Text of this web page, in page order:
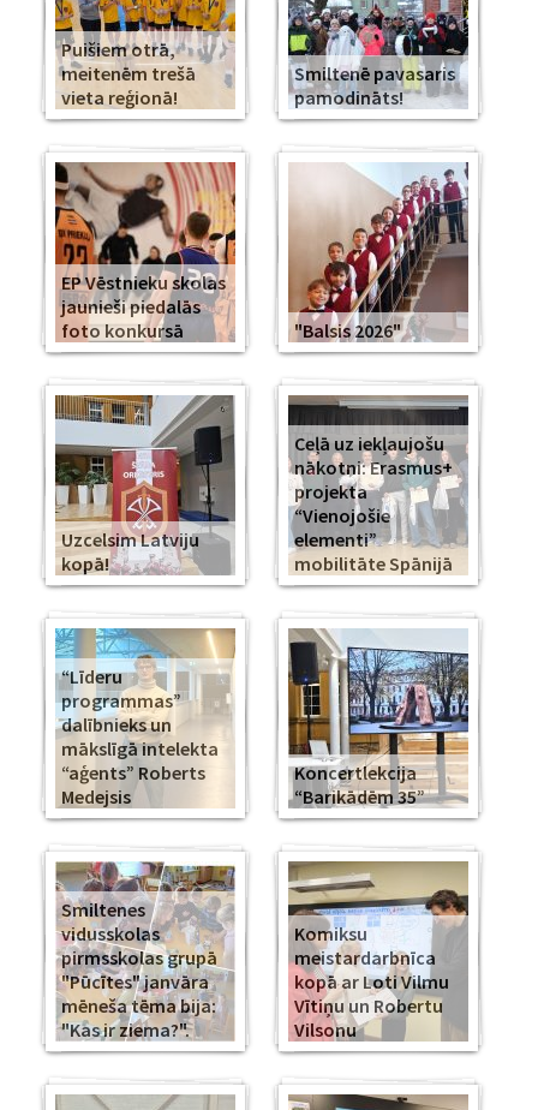
Puišiem otrā,
meitenēm trešā
vieta reģionā!
Smiltenē pavasaris
pamodināts!
EP Vēstnieku skolas
jaunieši piedalās
foto konkursā
"Balsis 2026"
Uzcelsim Latviju
kopā!
Ceļā uz iekļaujošu
nākotni: Erasmus+
projekta
“Vienojošie
elementi”
mobilitāte Spānijā
“Līderu
programmas”
dalībnieks un
mākslīgā intelekta
“aģents” Roberts
Medejsis
Koncertlekcija
“Barikādēm 35”
Smiltenes
vidusskolas
pirmsskolas grupā
"Pūcītes" janvāra
mēneša tēma bija:
"Kas ir ziema?".
Komiksu
meistardarbnīca
kopā ar Loti Vilmu
Vītiņu un Robertu
Vilsonu